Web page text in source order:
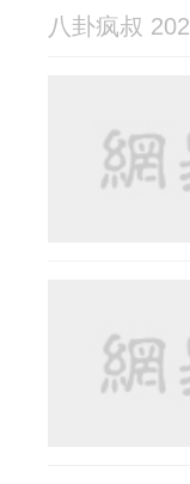
八卦疯叔